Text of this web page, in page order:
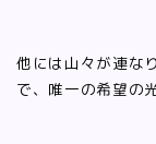
他には山々が連な
で、唯一の希望の